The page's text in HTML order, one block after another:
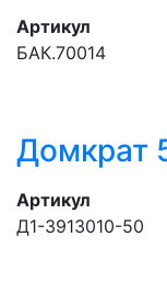
Артикул
БАК.70014
Домкрат
Артикул
Д1-3913010-50